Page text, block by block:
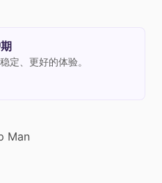
定、更好的体验。
Man